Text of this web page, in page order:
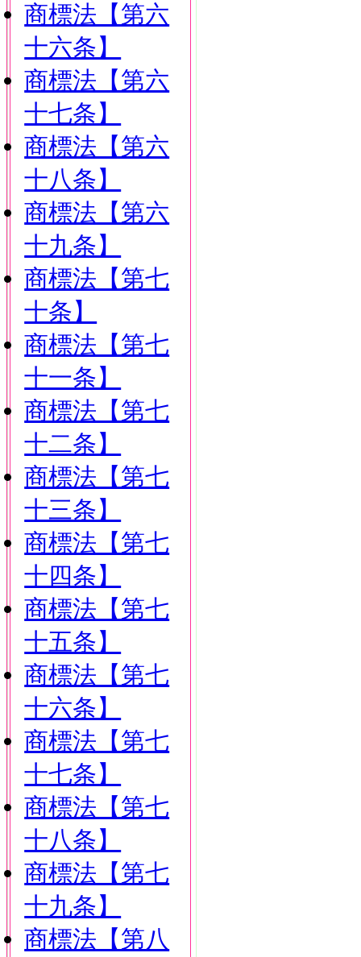
商標法【第六
十六条】
商標法【第六
十七条】
商標法【第六
十八条】
商標法【第六
十九条】
商標法【第七
十条】
商標法【第七
十一条】
商標法【第七
十二条】
商標法【第七
十三条】
商標法【第七
十四条】
商標法【第七
十五条】
商標法【第七
十六条】
商標法【第七
十七条】
商標法【第七
十八条】
商標法【第七
十九条】
商標法【第八